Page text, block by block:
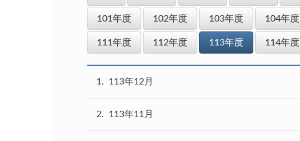
101年度 102年度 103年度 104年度
111年度 112年度 113年度 114年度
1 113年12月
2 113年11月